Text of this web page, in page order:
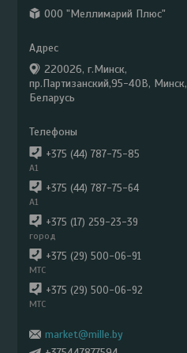
ООО "Меллимарий Плюс"
220026, г.Минск,
пр.Партизанский,95-40В, Минск,
Беларусь
+375 (44) 787-75-85
А1
+375 (44) 787-75-64
А1
+375 (17) 259-23-39
город
+375 (29) 500-06-91
МТС
+375 (29) 500-06-92
МТС
market@mille.by